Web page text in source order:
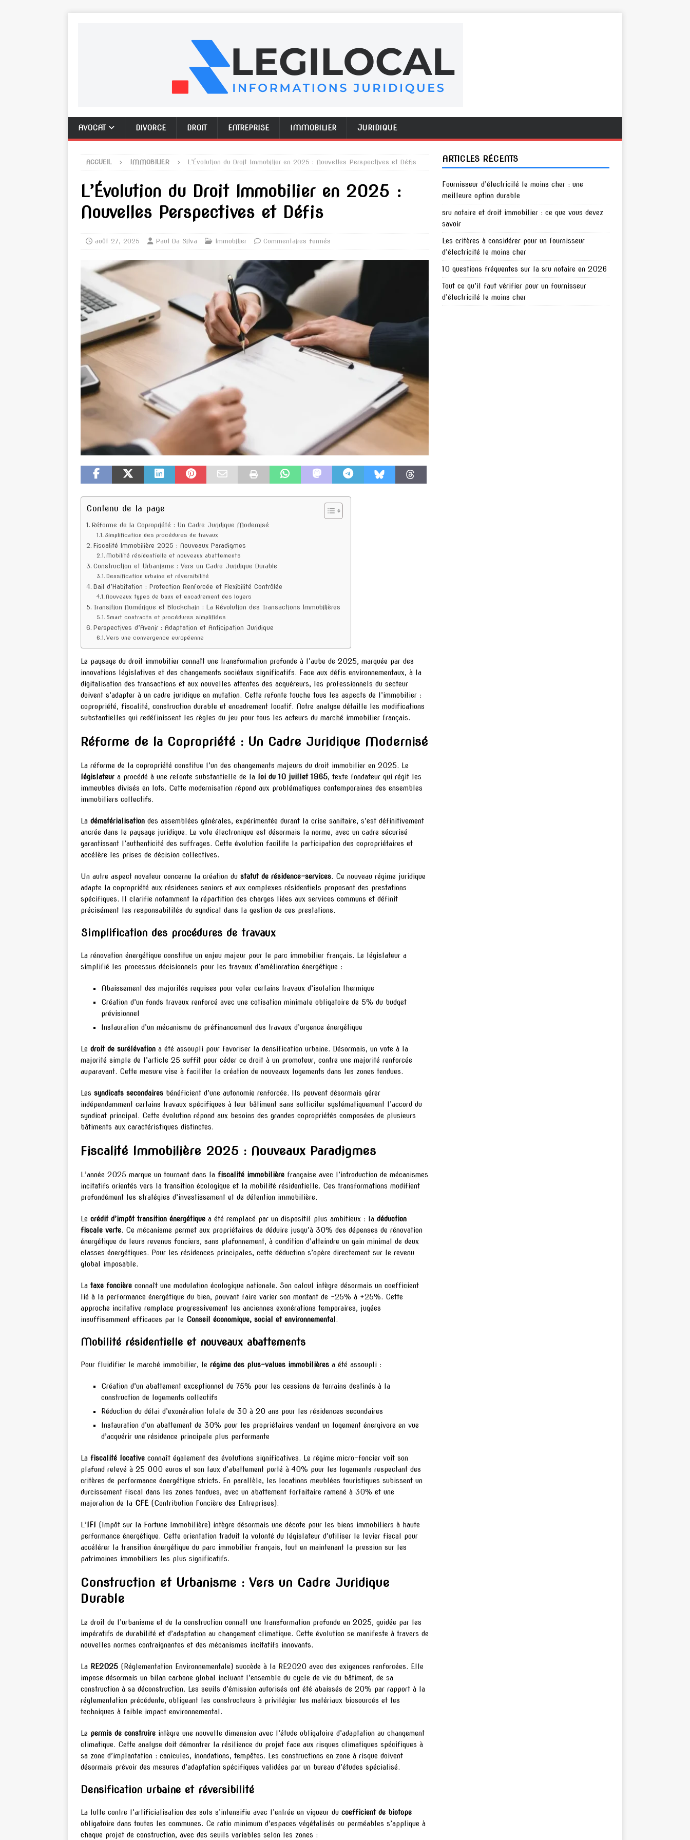
AVOCAT DIVORCE DROIT ENTREPRISE IMMOBILIER JURIDIQUE
ACCUEIL IMMOBILIER L’Évolution du Droit Immobilier en 2025 : Nouvelles Perspectives et Défis
L’Évolution du Droit Immobilier en 2025 :
Nouvelles Perspectives et Défis
août 27, 2025 Paul Da Silva Immobilier Commentaires fermés
Contenu de la page
Réforme de la Copropriété : Un Cadre Juridique Modernisé
Simplification des procédures de travaux
Fiscalité Immobilière 2025 : Nouveaux Paradigmes
Mobilité résidentielle et nouveaux abattements
Construction et Urbanisme : Vers un Cadre Juridique Durable
Densification urbaine et réversibilité
Bail d’Habitation : Protection Renforcée et Flexibilité Contrôlée
Nouveaux types de baux et encadrement des loyers
Transition Numérique et Blockchain : La Révolution des Transactions Immobilières
Smart contracts et procédures simplifiées
Perspectives d’Avenir : Adaptation et Anticipation Juridique
Vers une convergence européenne
Le paysage du droit immobilier connaît une transformation profonde à l’aube de 2025, marquée par des
innovations législatives et des changements sociétaux significatifs. Face aux défis environnementaux, à la
digitalisation des transactions et aux nouvelles attentes des acquéreurs, les professionnels du secteur
doivent s’adapter à un cadre juridique en mutation. Cette refonte touche tous les aspects de l’immobilier :
copropriété, fiscalité, construction durable et encadrement locatif. Notre analyse détaille les modifications
substantielles qui redéfinissent les règles du jeu pour tous les acteurs du marché immobilier français.
Réforme de la Copropriété : Un Cadre Juridique Modernisé
La réforme de la copropriété constitue l’un des changements majeurs du droit immobilier en 2025. Le
législateur a procédé à une refonte substantielle de la loi du 10 juillet 1965, texte fondateur qui régit les
immeubles divisés en lots. Cette modernisation répond aux problématiques contemporaines des ensembles
immobiliers collectifs.
La dématérialisation des assemblées générales, expérimentée durant la crise sanitaire, s’est définitivement
ancrée dans le paysage juridique. Le vote électronique est désormais la norme, avec un cadre sécurisé
garantissant l’authenticité des suffrages. Cette évolution facilite la participation des copropriétaires et
accélère les prises de décision collectives.
Un autre aspect novateur concerne la création du statut de résidence-services. Ce nouveau régime juridique
adapte la copropriété aux résidences seniors et aux complexes résidentiels proposant des prestations
spécifiques. Il clarifie notamment la répartition des charges liées aux services communs et définit
précisément les responsabilités du syndicat dans la gestion de ces prestations.
Simplification des procédures de travaux
La rénovation énergétique constitue un enjeu majeur pour le parc immobilier français. Le législateur a
simplifié les processus décisionnels pour les travaux d’amélioration énergétique :
Abaissement des majorités requises pour voter certains travaux d’isolation thermique
Création d’un fonds travaux renforcé avec une cotisation minimale obligatoire de 5% du budget
prévisionnel
Instauration d’un mécanisme de préfinancement des travaux d’urgence énergétique
Le droit de surélévation a été assoupli pour favoriser la densification urbaine. Désormais, un vote à la
majorité simple de l’article 25 suffit pour céder ce droit à un promoteur, contre une majorité renforcée
auparavant. Cette mesure vise à faciliter la création de nouveaux logements dans les zones tendues.
Les syndicats secondaires bénéficient d’une autonomie renforcée. Ils peuvent désormais gérer
indépendamment certains travaux spécifiques à leur bâtiment sans solliciter systématiquement l’accord du
syndicat principal. Cette évolution répond aux besoins des grandes copropriétés composées de plusieurs
bâtiments aux caractéristiques distinctes.
Fiscalité Immobilière 2025 : Nouveaux Paradigmes
L’année 2025 marque un tournant dans la fiscalité immobilière française avec l’introduction de mécanismes
incitatifs orientés vers la transition écologique et la mobilité résidentielle. Ces transformations modifient
profondément les stratégies d’investissement et de détention immobilière.
Le crédit d’impôt transition énergétique a été remplacé par un dispositif plus ambitieux : la déduction
fiscale verte. Ce mécanisme permet aux propriétaires de déduire jusqu’à 30% des dépenses de rénovation
énergétique de leurs revenus fonciers, sans plafonnement, à condition d’atteindre un gain minimal de deux
classes énergétiques. Pour les résidences principales, cette déduction s’opère directement sur le revenu
global imposable.
La taxe foncière connaît une modulation écologique nationale. Son calcul intègre désormais un coefficient
lié à la performance énergétique du bien, pouvant faire varier son montant de -25% à +25%. Cette
approche incitative remplace progressivement les anciennes exonérations temporaires, jugées
insuffisamment efficaces par le Conseil économique, social et environnemental .
Mobilité résidentielle et nouveaux abattements
Pour fluidifier le marché immobilier, le régime des plus-values immobilières a été assoupli :
Création d’un abattement exceptionnel de 75% pour les cessions de terrains destinés à la
construction de logements collectifs
Réduction du délai d’exonération totale de 30 à 20 ans pour les résidences secondaires
Instauration d’un abattement de 30% pour les propriétaires vendant un logement énergivore en vue
d’acquérir une résidence principale plus performante
La fiscalité locative connaît également des évolutions significatives. Le régime micro-foncier voit son
plafond relevé à 25 000 euros et son taux d’abattement porté à 40% pour les logements respectant des
critères de performance énergétique stricts. En parallèle, les locations meublées touristiques subissent un
durcissement fiscal dans les zones tendues, avec un abattement forfaitaire ramené à 30% et une
majoration de la CFE(Contribution Foncière des Entreprises).
L’ IFI
(Impôt sur la Fortune Immobilière) intègre désormais une décote pour les biens immobiliers à haute
performance énergétique. Cette orientation traduit la volonté du législateur d’utiliser le levier fiscal pour
accélérer la transition énergétique du parc immobilier français, tout en maintenant la pression sur les
patrimoines immobiliers les plus significatifs.
Construction et Urbanisme : Vers un Cadre Juridique
Durable
Le droit de l’urbanisme et de la construction connaît une transformation profonde en 2025, guidée par les
impératifs de durabilité et d’adaptation au changement climatique. Cette évolution se manifeste à travers de
nouvelles normes contraignantes et des mécanismes incitatifs innovants.
La RE2025 (Réglementation Environnementale) succède à la RE2020 avec des exigences renforcées. Elle
impose désormais un bilan carbone global incluant l’ensemble du cycle de vie du bâtiment, de sa
construction à sa déconstruction. Les seuils d’émission autorisés ont été abaissés de 20% par rapport à la
réglementation précédente, obligeant les constructeurs à privilégier les matériaux biosourcés et les
techniques à faible impact environnemental.
Le permis de construire intègre une nouvelle dimension avec l’étude obligatoire d’adaptation au changement
climatique. Cette analyse doit démontrer la résilience du projet face aux risques climatiques spécifiques à
sa zone d’implantation : canicules, inondations, tempêtes. Les constructions en zone à risque doivent
désormais prévoir des mesures d’adaptation spécifiques validées par un bureau d’études spécialisé.
Densification urbaine et réversibilité
La lutte contre l’artificialisation des sols s’intensifie avec l’entrée en vigueur du coefficient de biotope
obligatoire dans toutes les communes. Ce ratio minimum d’espaces végétalisés ou perméables s’applique à
chaque projet de construction, avec des seuils variables selon les zones :
ARTICLES RÉCENTS
Fournisseur d’électricité le moins cher : une
meilleure option durable
sru notaire et droit immobilier : ce que vous devez
savoir
Les critères à considérer pour un fournisseur
d’électricité le moins cher
10 questions fréquentes sur la sru notaire en 2026
Tout ce qu’il faut vérifier pour un fournisseur
d’électricité le moins cher